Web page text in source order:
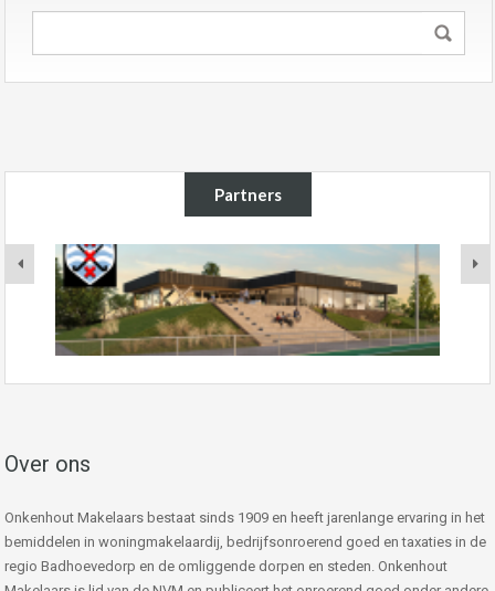
Partners
Over ons
Onkenhout Makelaars bestaat sinds 1909 en heeft jarenlange ervaring in het
bemiddelen in woningmakelaardij, bedrijfsonroerend goed en taxaties in de
regio Badhoevedorp en de omliggende dorpen en steden. Onkenhout